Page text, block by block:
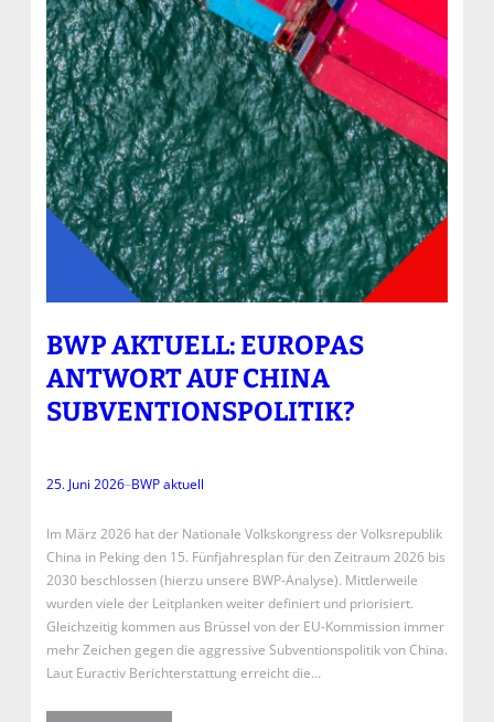
BWP AKTUELL: EUROPAS
ANTWORT AUF CHINA
SUBVENTIONSPOLITIK?
25. Juni 2026–BWP aktuell
Im März 2026 hat der Nationale Volkskongress der Volksrepublik
China in Peking den 15. Fünfjahresplan für den Zeitraum 2026 bis
2030 beschlossen (hierzu unsere BWP-Analyse). Mittlerweile
wurden viele der Leitplanken weiter definiert und priorisiert.
Gleichzeitig kommen aus Brüssel von der EU-Kommission immer
mehr Zeichen gegen die aggressive Subventionspolitik von China.
Laut Euractiv Berichterstattung erreicht die…